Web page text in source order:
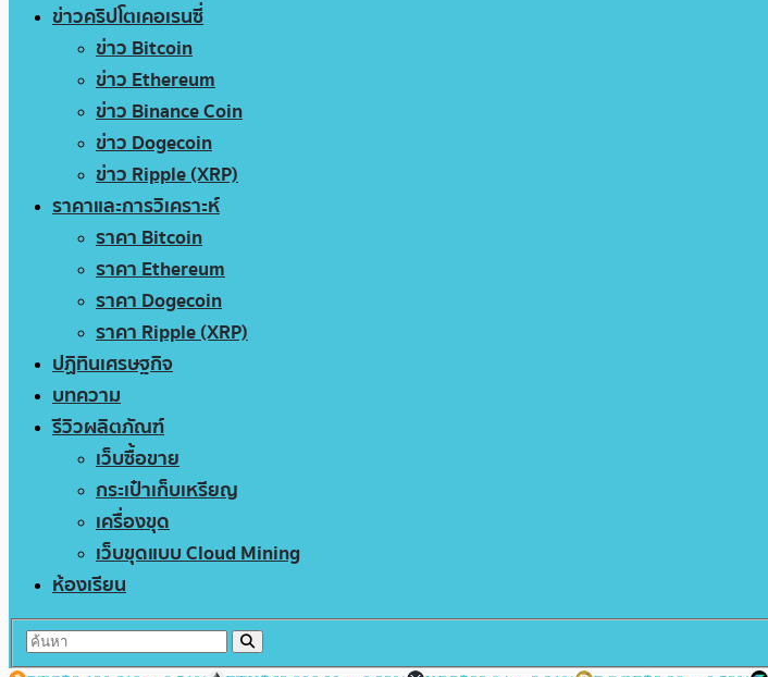
ข่าวคริปโตเคอเรนซี่
ข่าว Bitcoin
ข่าว Ethereum
ข่าว Binance Coin
ข่าว Dogecoin
ข่าว Ripple (XRP)
ราคาและการวิเคราะห์
ราคา Bitcoin
ราคา Ethereum
ราคา Dogecoin
ราคา Ripple (XRP)
ปฏิทินเศรษฐกิจ
บทความ
รีวิวผลิตภัณฑ์
เว็บซื้อขาย
กระเป๋าเก็บเหรียญ
เครื่องขุด
เว็บขุดแบบ Cloud Mining
ห้องเรียน